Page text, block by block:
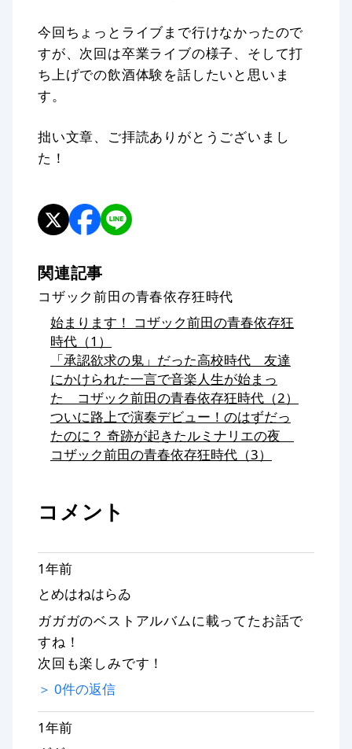
今回ちょっとライブまで行けなかったので
すが、次回は卒業ライブの様子、そして打
ち上げでの飲酒体験を話したいと思いま
す。
拙い文章、ご拝読ありがとうございまし
た！
関連記事
コザック前田の青春依存狂時代
始まります！ コザック前田の青春依存狂
時代（1）
「承認欲求の鬼」だった高校時代 友達
にかけられた一言で音楽人生が始まっ
た コザック前田の青春依存狂時代（2）
ついに路上で演奏デビュー！のはずだっ
たのに？ 奇跡が起きたルミナリエの夜
コザック前田の青春依存狂時代（3）
コメント
1年前
とめはねはらゐ
ガガガのベストアルバムに載ってたお話で
すね！
次回も楽しみです！
＞ 0件の返信
1年前